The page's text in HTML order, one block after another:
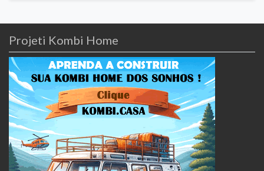
Projeti Kombi Home